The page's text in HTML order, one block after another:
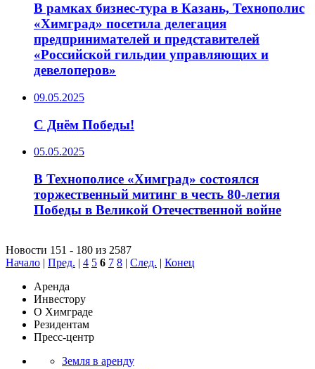
В рамках бизнес-тура в Казань, Технополис
«Химград» посетила делегация
предпринимателей и представителей
«Российской гильдии управляющих и
девелоперов»
09.05.2025
С Днём Победы!
05.05.2025
В Технополисе «Химград» состоялся
торжественный митинг в честь 80-летия
Победы в Великой Отечественной войне
Новости 151 - 180 из 2587
Начало | Пред. | 4 5 6 7 8 | След. | Конец
Аренда
Инвестору
О Химграде
Резидентам
Пресс-центр
Земля в аренду